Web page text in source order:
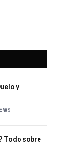
y
Todo sobre